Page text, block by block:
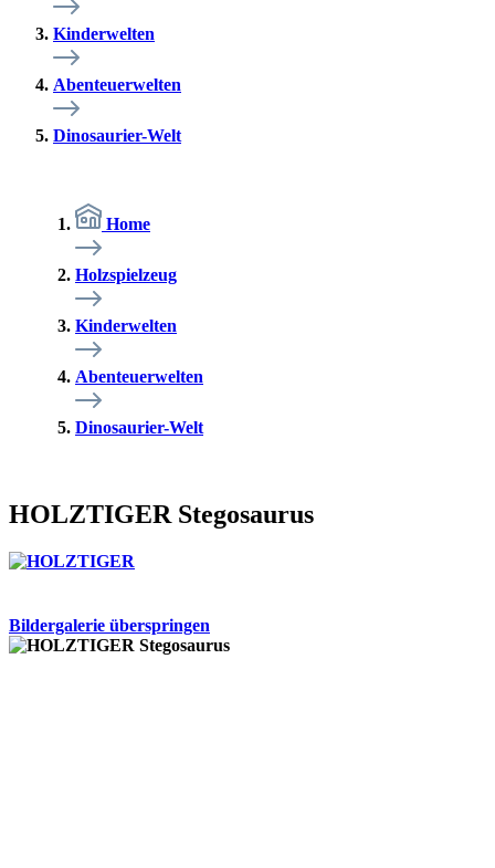
Kinderwelten
Abenteuerwelten
Dinosaurier-Welt
Home
Holzspielzeug
Kinderwelten
Abenteuerwelten
Dinosaurier-Welt
HOLZTIGER Stegosaurus
Bildergalerie überspringen